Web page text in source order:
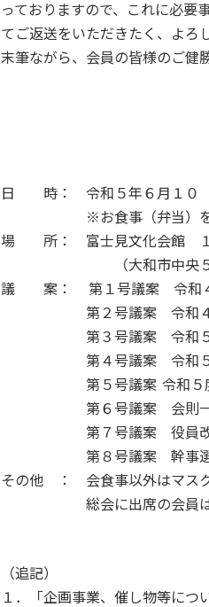
っておりますので、これに必要
てご返送をいただきたく、よろ
末筆ながら、会員の皆様のご健
日 時： 令和５年６月１０（
※お食事（弁当）を召し上
場 所： 富士見文化会館 １０
（大和市中央５丁目２
議 案： 第１号議案 令和４
第２号議案 令和４度決算
第３号議案 令和５年度年
第４号議案 令和５度事
第５号議案 令和５度予
第６号議案 会則一部改訂
第７号議案 役員改選の
第８号議案 幹事選任の
その他 ： 会食事以外はマスク
総会に出席の会員は当日
（追記）
１．「企画事業、催し物等につ